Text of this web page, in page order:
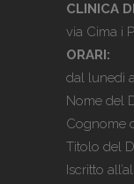
CLINICA
via Cima i
ORARI:
dal lunedì
Nome del
Cognome
Titolo del
Iscritto